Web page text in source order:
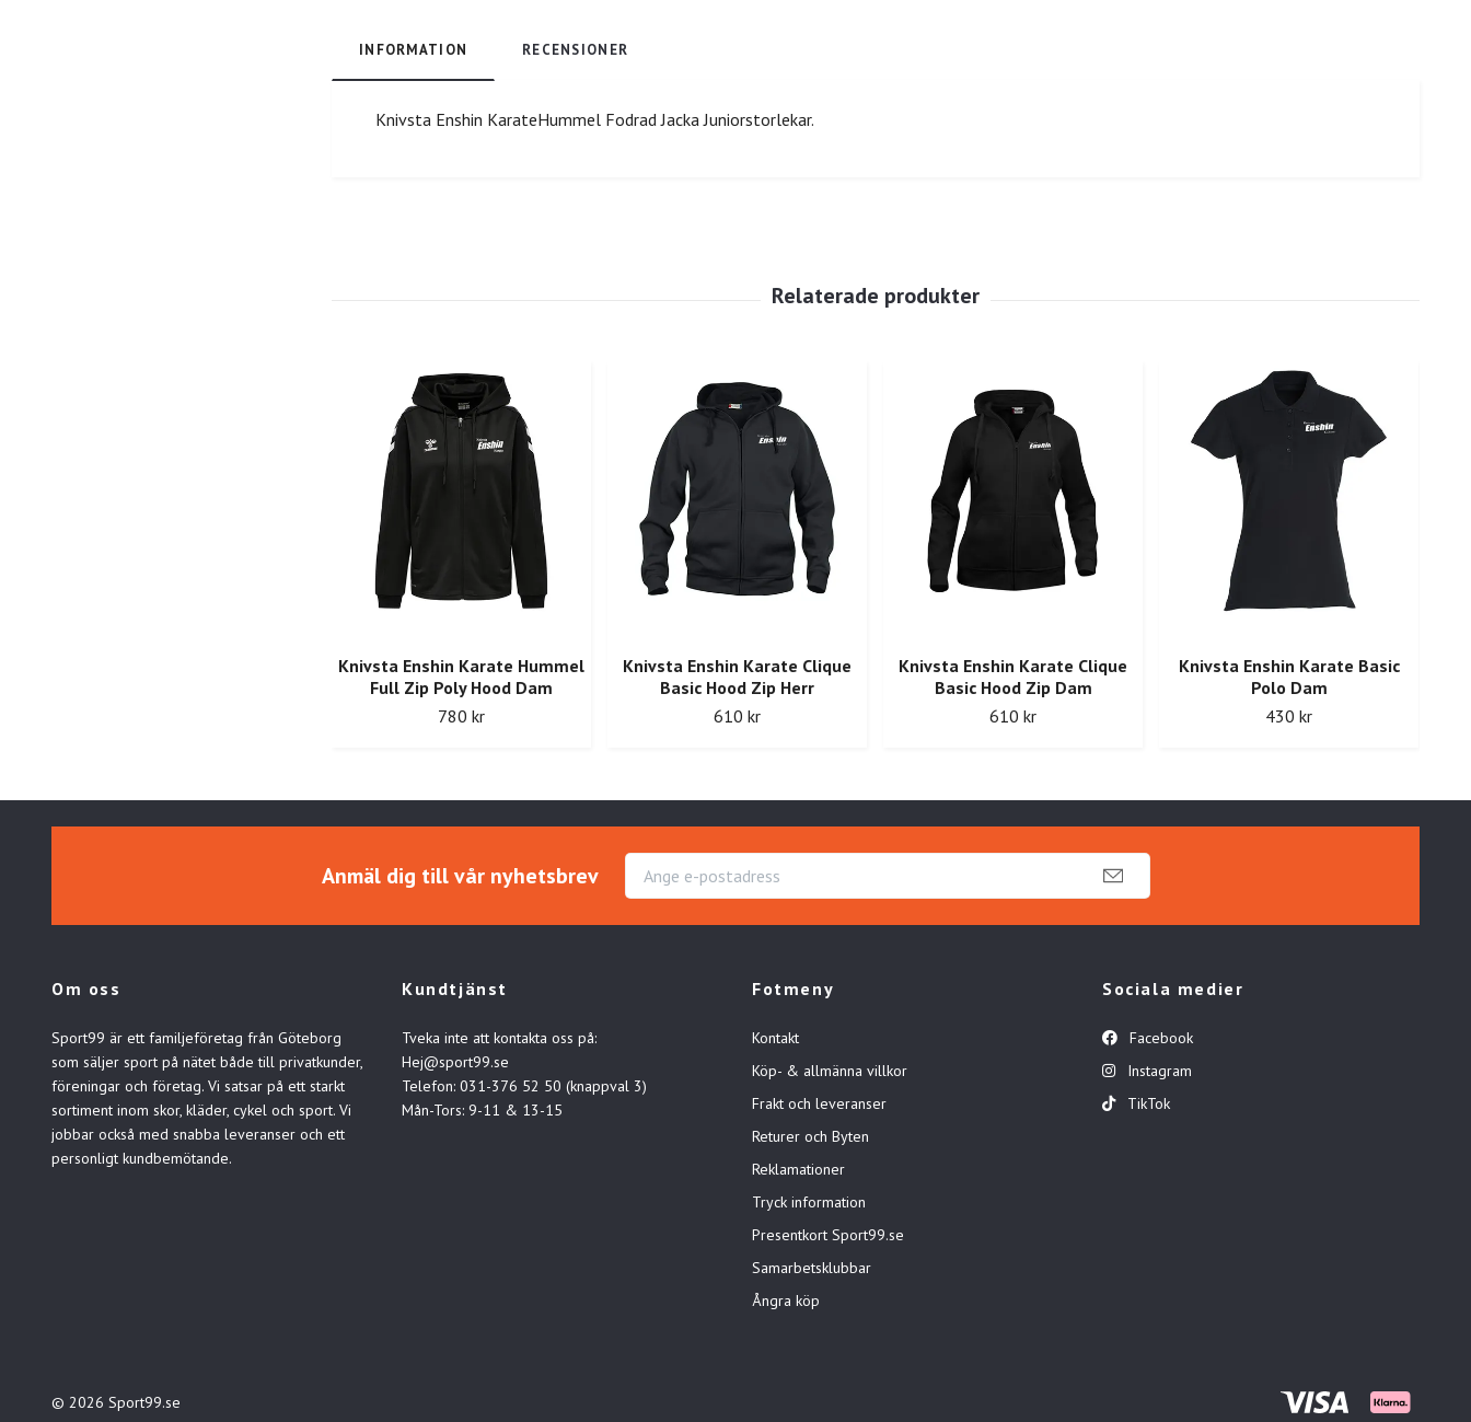
INFORMATION RECENSIONER
Knivsta Enshin KarateHummel Fodrad Jacka Juniorstorlekar.
Knivsta Enshin Karate Hummel
Full Zip Poly Hood Dam
780 kr
Knivsta Enshin Karate Clique
Basic Hood Zip Herr
610 kr
Knivsta Enshin Karate Clique
Basic Hood Zip Dam
610 kr
Knivsta Enshin Karate Basic
Polo Dam
430 kr
Anmäl dig till vår nyhetsbrev
Om oss
Sport99 är ett familjeföretag från Göteborg
som säljer sport på nätet både till privatkunder,
föreningar och företag. Vi satsar på ett starkt
sortiment inom skor, kläder, cykel och sport. Vi
jobbar också med snabba leveranser och ett
personligt kundbemötande.
Kundtjänst
Tveka inte att kontakta oss på:
Hej@sport99.se
Telefon: 031-376 52 50 (knappval 3)
Mån-Tors: 9-11 & 13-15
Fotmeny
Kontakt
Köp- & allmänna villkor
Frakt och leveranser
Returer och Byten
Reklamationer
Tryck information
Presentkort Sport99.se
Samarbetsklubbar
Ångra köp
Sociala medier
Facebook
Instagram
TikTok
© 2026 Sport99.se